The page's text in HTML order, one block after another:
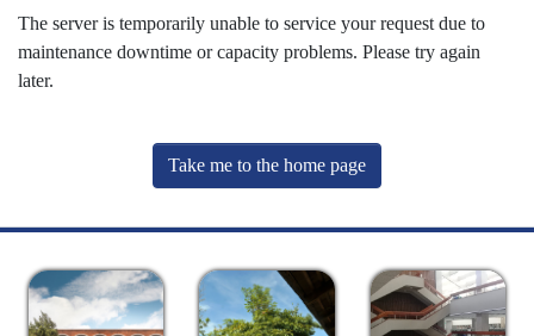
The server is temporarily unable to service your request due to
maintenance downtime or capacity problems. Please try again
later.
Take me to the home page